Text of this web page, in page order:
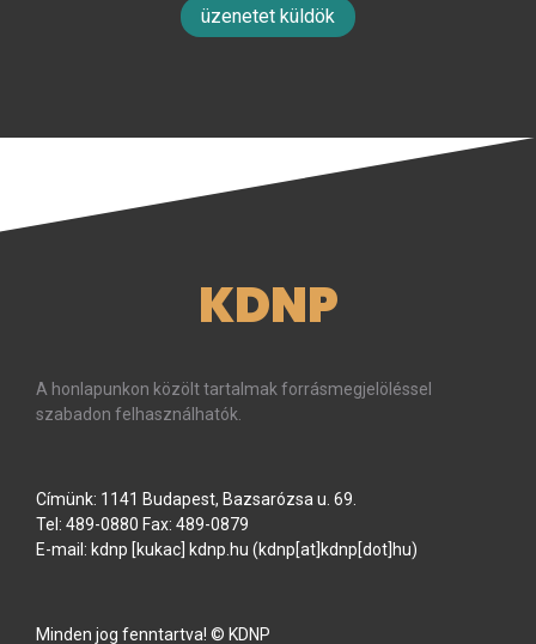
üzenetet küldök
KDNP
A honlapunkon közölt tartalmak forrásmegjelöléssel
szabadon felhasználhatók.
Címünk: 1141 Budapest, Bazsarózsa u. 69.
Tel: 489-0880 Fax: 489-0879
E-mail: kdnp [kukac] kdnp hu (kdnp[at]kdnp[dot]hu)
Minden jog fenntartva! © KDNP